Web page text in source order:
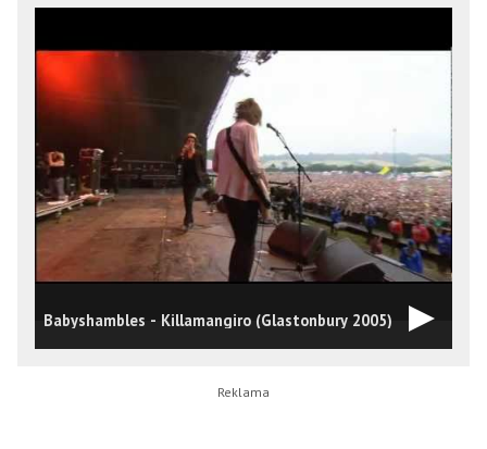
Babyshambles - Killamangiro (Glastonbury 2005)